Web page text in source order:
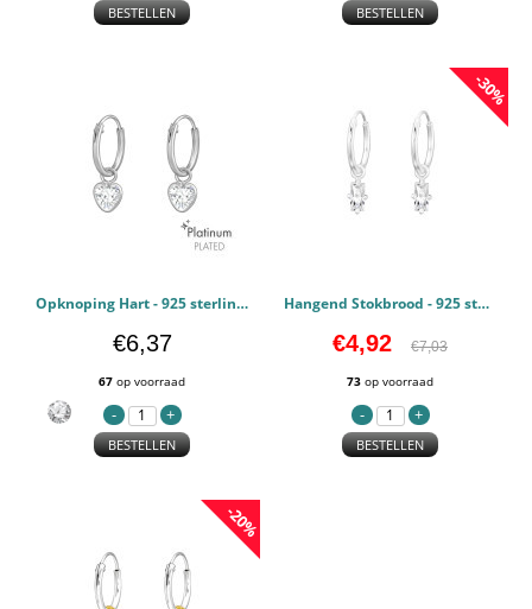
BESTELLEN BESTELLEN
Opknoping Hart - 925 sterling zilver Oorringen PCJW44102
€6,37
67 op voorraad
BESTELLEN
-30%
Hangend Stokbrood - 925 sterling zilver Oorringen PCJW44286
€4,92 €7,03
73 op voorraad
BESTELLEN
-20%